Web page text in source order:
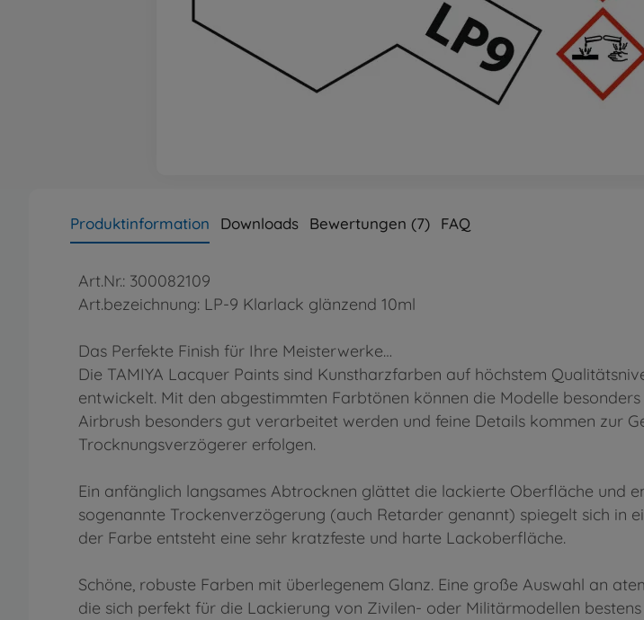
Produktinformation Downloads Bewertungen (7) FAQ
Art.Nr.: 300082109
Art.bezeichnung: LP-9 Klarlack glänzend 10ml
Das Perfekte Finish für Ihre Meisterwerke…
Die TAMIYA Lacquer Paints sind Kunstharzfarben auf höchstem
entwickelt. Mit den abgestimmten Farbtönen können die Modelle
Airbrush besonders gut verarbeitet werden und feine Details kommen zur
Trocknungsverzögerer erfolgen.
Ein anfänglich langsames Abtrocknen glättet die lackierte Oberfläche und
sogenannte Trockenverzögerung (auch Retarder genannt) spiegelt sich in
der Farbe entsteht eine sehr kratzfeste und harte Lackoberfläche.
Schöne, robuste Farben mit überlegenem Glanz. Eine große Auswahl an
die sich perfekt für die Lackierung von Zivilen- oder Militärmodellen